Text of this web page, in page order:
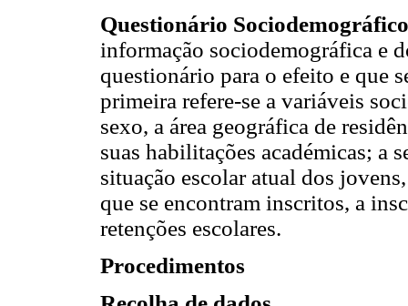
Questionário
informação sociodemográfica e
questionário para o efeito e que
primeira refere-se a variáveis
sexo, a área geográfica de
suas habilitações académicas; a
situação escolar atual dos
que se encontram inscritos, a
retenções escolares.
Procedimentos